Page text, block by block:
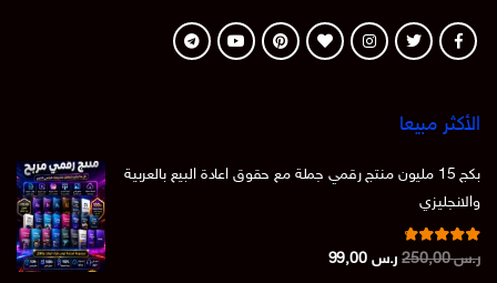
الأكثر مبيعا
بكج 15 مليون منتج رقمي جملة مع حقوق اعادة البيع بالعربية
والانجليزي
تم التقييم
4.86من 5ر.س250,00
السعر
ر.س 99,00
السعر